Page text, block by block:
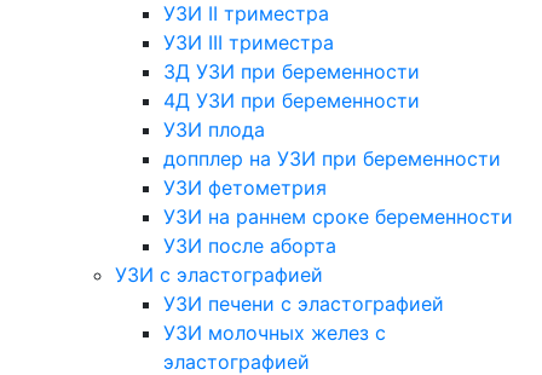
УЗИ II триместра
УЗИ III триместра
3Д УЗИ при беременности
4Д УЗИ при беременности
УЗИ плода
допплер на УЗИ при беременности
УЗИ фетометрия
УЗИ на раннем сроке беременности
УЗИ после аборта
УЗИ с эластографией
УЗИ печени с эластографией
УЗИ молочных желез с
эластографией